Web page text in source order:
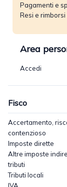
Pagamenti e
Resi e rimborsi
Area
Accedi
Fisco
Accertamento,
contenzioso
Imposte dirette
Altre imposte
tributi
Tributi locali